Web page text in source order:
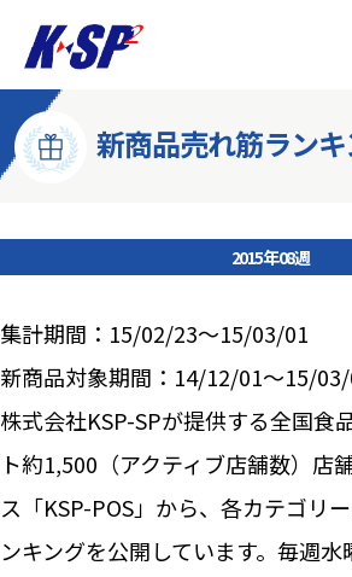
新商品売れ筋ラン
2015年08週
集計期間：15/02/23～15/03/01
新商品対象期間：14/12/01～15/
株式会社KSP-SPが提供する全国食
ト約1,500（アクティブ店舗数）店
ス「KSP-POS」から、各カテゴリ
ンキングを公開しています。毎週